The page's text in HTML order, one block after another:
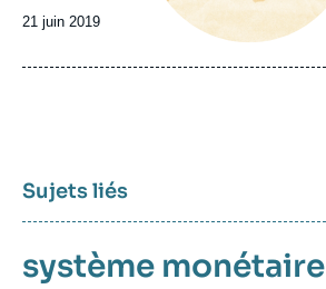
Date
publication
21 juin 2019
Sujets liés
système monétaire